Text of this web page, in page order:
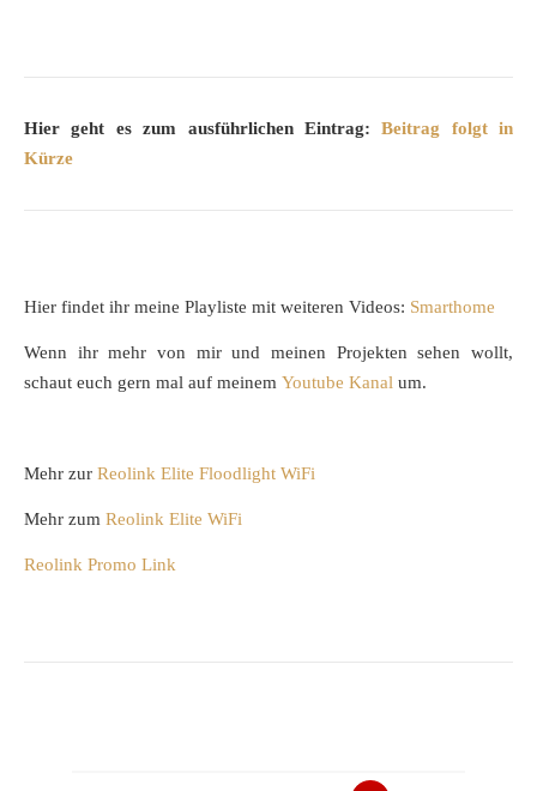
Hier geht es zum ausführlichen Eintrag:Beitrag folgt in
Kürze
Hier findet ihr meine Playliste mit weiteren Videos: Smarthome
Wenn ihr mehr von mir und meinen Projekten sehen wollt,
schaut euch gern mal auf meinem Youtube Kanal um.
Mehr zur Reolink Elite Floodlight WiFi
Mehr zum Reolink Elite WiFi
Reolink Promo Link